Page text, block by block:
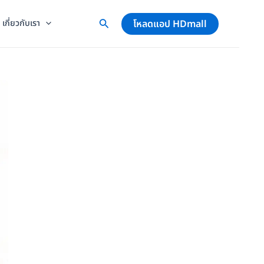
เกี่ยวกับเรา โหลดแอป HDmall